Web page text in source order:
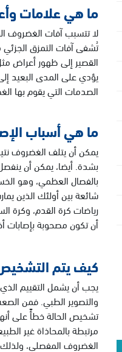
ما هي علامات
لا تتسبب آفات الغضروف
تُشفى آفات التمزق
القصير إلى ظهور أعراض
يؤدي على المدى البعيد
الصدمات التي يقوم بها
ما هي أسباب
يمكن أن يتلف الغضروف
بشدة. أيضا، يمكن أن
بالفصال العظمي، وهو
شائعة بين أولئك الذين
رياضات كرة القدم، وكرة
أن تكون مصحوبة بإصابات
كيف يتم
يجب أن يشمل التقييم
والتصوير الطبي. فمن
تشخيص الحالة خطأً على
مرتبطة بالمحاذاة غير
الغضروف المفصلي، ولذلك